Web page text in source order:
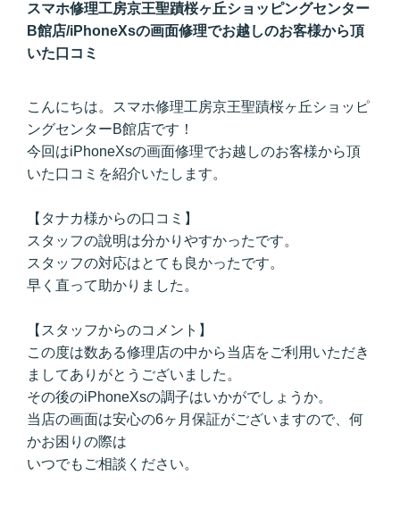
スマホ修理工房京王聖蹟桜ヶ丘ショッピングセンター
B館店/iPhoneXsの画面修理でお越しのお客様から頂
いた口コミ
こんにちは。スマホ修理工房京王聖蹟桜ヶ丘ショッピ
ングセンターB館店です！
今回はiPhoneXsの画面修理でお越しのお客様から頂
いた口コミを紹介いたします。
【タナカ様からの口コミ】
スタッフの說明は分かりやすかったです。
スタッフの対応はとても良かったです。
早く直って助かりました。
【スタッフからのコメント】
この度は数ある修理店の中から当店をご利用いただき
ましてありがとうございました。
その後のiPhoneXsの調子はいかがでしょうか。
当店の画面は安心の6ヶ月保証がございますので、何
かお困りの際は
いつでもご相談ください。